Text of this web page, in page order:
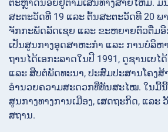
ຕະຫຼາດນ້ອຍຢູ່ຕາມເສັ້ນທາງສາຍໄຫມ. ມັ
ສະຕະວັດທີ 19 ແລະ ຕົ້ນສະຕະວັດທີ 20 ພ
ຈັກກະພັດລັດເຊຍ ແລະ ຂະຫຍາຍຕົວຕື່ມ
ເປັນສູນກາງອຸດສາຫະກຳ ແລະ ການບໍລິຫ
ຖານໄດ້ເອກະລາດໃນປີ 1991, ດູຊານເບ
ແລະ ສືບຕໍ່ພັດທະນາ, ປະສົມປະສານໂຄງສ້
ອຳນວຍຄວາມສະດວກທີ່ທັນສະໄໝ. ໃນມື້
ສູນກາງທາງການເມືອງ, ເສດຖະກິດ, ແລະ
ສຖານ.